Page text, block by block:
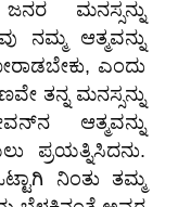
ಮನಸ್ಸನ್ನು
ನಮ್ಮ ಆತ್ಮವನ್ನು
ಎಂದು
ತನ್ನ ಮನಸ್ಸನ್ನು
ಆತ್ಮವನ್ನು
ಪ್ರಯತ್ನಿಸಿದನು.
ನಿಂತು ತಮ್ಮ